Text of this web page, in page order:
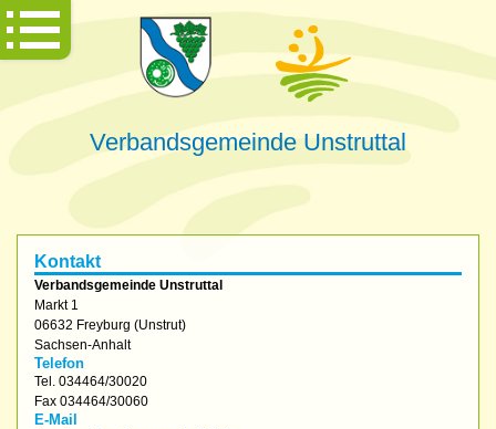
Verbandsgemeinde Unstruttal
Kontakt
Verbandsgemeinde Unstruttal
Markt 1
06632 Freyburg (Unstrut)
Sachsen-Anhalt
Telefon
Tel. 034464/30020
Fax 034464/30060
E-Mail